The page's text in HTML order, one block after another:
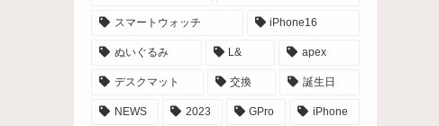
スマートウォッチ iPhone16
ぬいぐるみ L& apex
デスクマット 交換 誕生日
NEWS 2023 GPro iPhone